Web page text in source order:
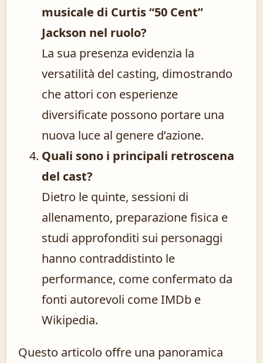
musicale di Curtis “50 Cent”
Jackson nel ruolo?
La sua presenza evidenzia la
versatilità del casting, dimostrando
che attori con esperienze
diversificate possono portare una
nuova luce al genere d’azione.
Quali sono i principali retroscena
del cast?
Dietro le quinte, sessioni di
allenamento, preparazione fisica e
studi approfonditi sui personaggi
hanno contraddistinto le
performance, come confermato da
fonti autorevoli come IMDb e
Wikipedia.
Questo articolo offre una panoramica